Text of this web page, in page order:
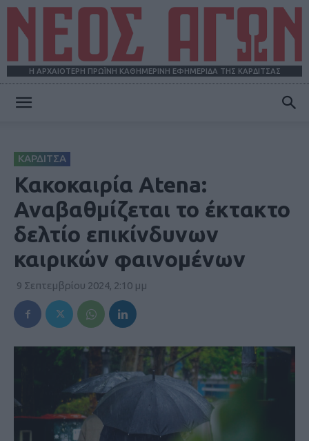
Η ΑΡΧΑΙΟΤΕΡΗ ΠΡΩΪΝΗ ΚΑΘΗΜΕΡΙΝΗ ΕΦΗΜΕΡΙΔΑ ΤΗΣ ΚΑΡΔΙΤΣΑΣ
ΚΑΡΔΙΤΣΑ
Κακοκαιρία Atena:
Αναβαθμίζεται το έκτακτο
δελτίο επικίνδυνων
καιρικών φαινομένων
9 Σεπτεμβρίου 2024, 2:10 μμ